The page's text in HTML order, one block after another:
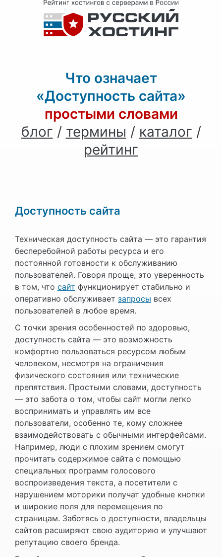
Что означает
«Доступность сайта»
простыми словами
блог / термины / каталог /
рейтинг
Доступность сайта
Техническая доступность сайта — это гарантия
бесперебойной работы ресурса и его
постоянной готовности к обслуживанию
пользователей. Говоря проще, это уверенность
в том, что сайт функционирует стабильно и
оперативно обслуживает запросы всех
пользователей в любое время.
С точки зрения особенностей по здоровью,
доступность сайта — это возможность
комфортно пользоваться ресурсом любым
человеком, несмотря на ограничения
физического состояния или технические
препятствия. Простыми словами, доступность
— это забота о том, чтобы сайт могли легко
воспринимать и управлять им все
пользователи, особенно те, кому сложнее
взаимодействовать с обычными интерфейсами.
Например, люди с плохим зрением смогут
прочитать содержимое сайта с помощью
специальных программ голосового
воспроизведения текста, а посетители с
нарушением моторики получат удобные кнопки
и широкие поля для перемещения по
страницам. Заботясь о доступности, владельцы
сайтов расширяют свою аудиторию и улучшают
репутацию своего бренда.